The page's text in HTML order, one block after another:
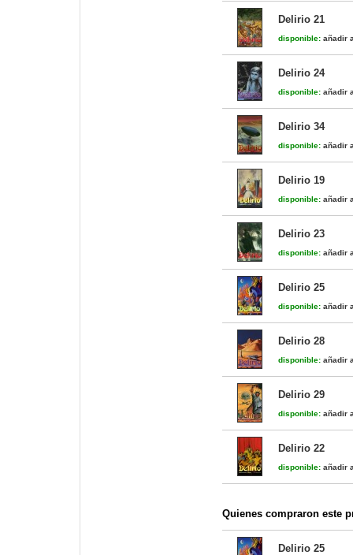
Delirio 21
disponible: añadir
Delirio 24
disponible: añadir
Delirio 34
disponible: añadir
Delirio 19
disponible: añadir
Delirio 23
disponible: añadir
Delirio 25
disponible: añadir
Delirio 28
disponible: añadir
Delirio 29
disponible: añadir
Delirio 22
disponible: añadir
Quienes compraron este
Delirio 25